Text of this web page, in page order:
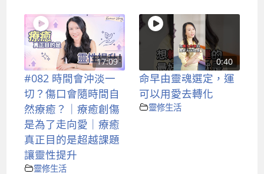
17:09
#082 時間會沖淡一
切？傷口會隨時間自
然療癒？｜療癒創傷
是為了走向愛｜療癒
真正目的是超越課題
讓靈性提升
靈修生活
0:40
命早由靈魂選定，運
可以用愛去轉化
靈修生活